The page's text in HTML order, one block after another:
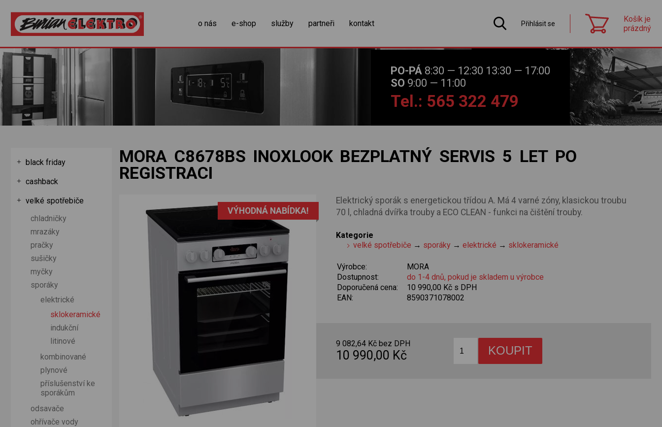
o nás e-shop služby partneři kontakt Přihlásit se
Košík je
prázdný
zobrazit obsah košíku
PO-PÁ 8:30 — 12:30 13:30 — 17:00
SO 9:00 — 11:00
Tel.: 565 322 479
MORA C8678BS INOXLOOK BEZPLATNÝ SERVIS 5 LET PO
REGISTRACI
Elektrický sporák s energetickou třídou A. Má 4 varné zóny, klasickou troubu
70 l, chladná dvířka trouby a ECO CLEAN - funkci na čištění trouby.
Kategorie
velké spotřebiče → sporáky →elektrické → sklokeramické
Výrobce:
MORA
Dostupnost:
do 1-4 dnů, pokud je skladem u výrobce
Doporučená cena:
10 990,00 Kč s DPH
EAN:
8590371078002
9 082,64 Kč bez DPH
10 990,00 Kč
VÝHODNÁ NABÍDKA!
black friday
cashback
velké spotřebiče
chladničky
mrazáky
pračky
sušičky
myčky
sporáky
elektrické
sklokeramické
indukční
litinové
kombinované
plynové
příslušenství ke
sporákům
odsavače
ohřívače vody